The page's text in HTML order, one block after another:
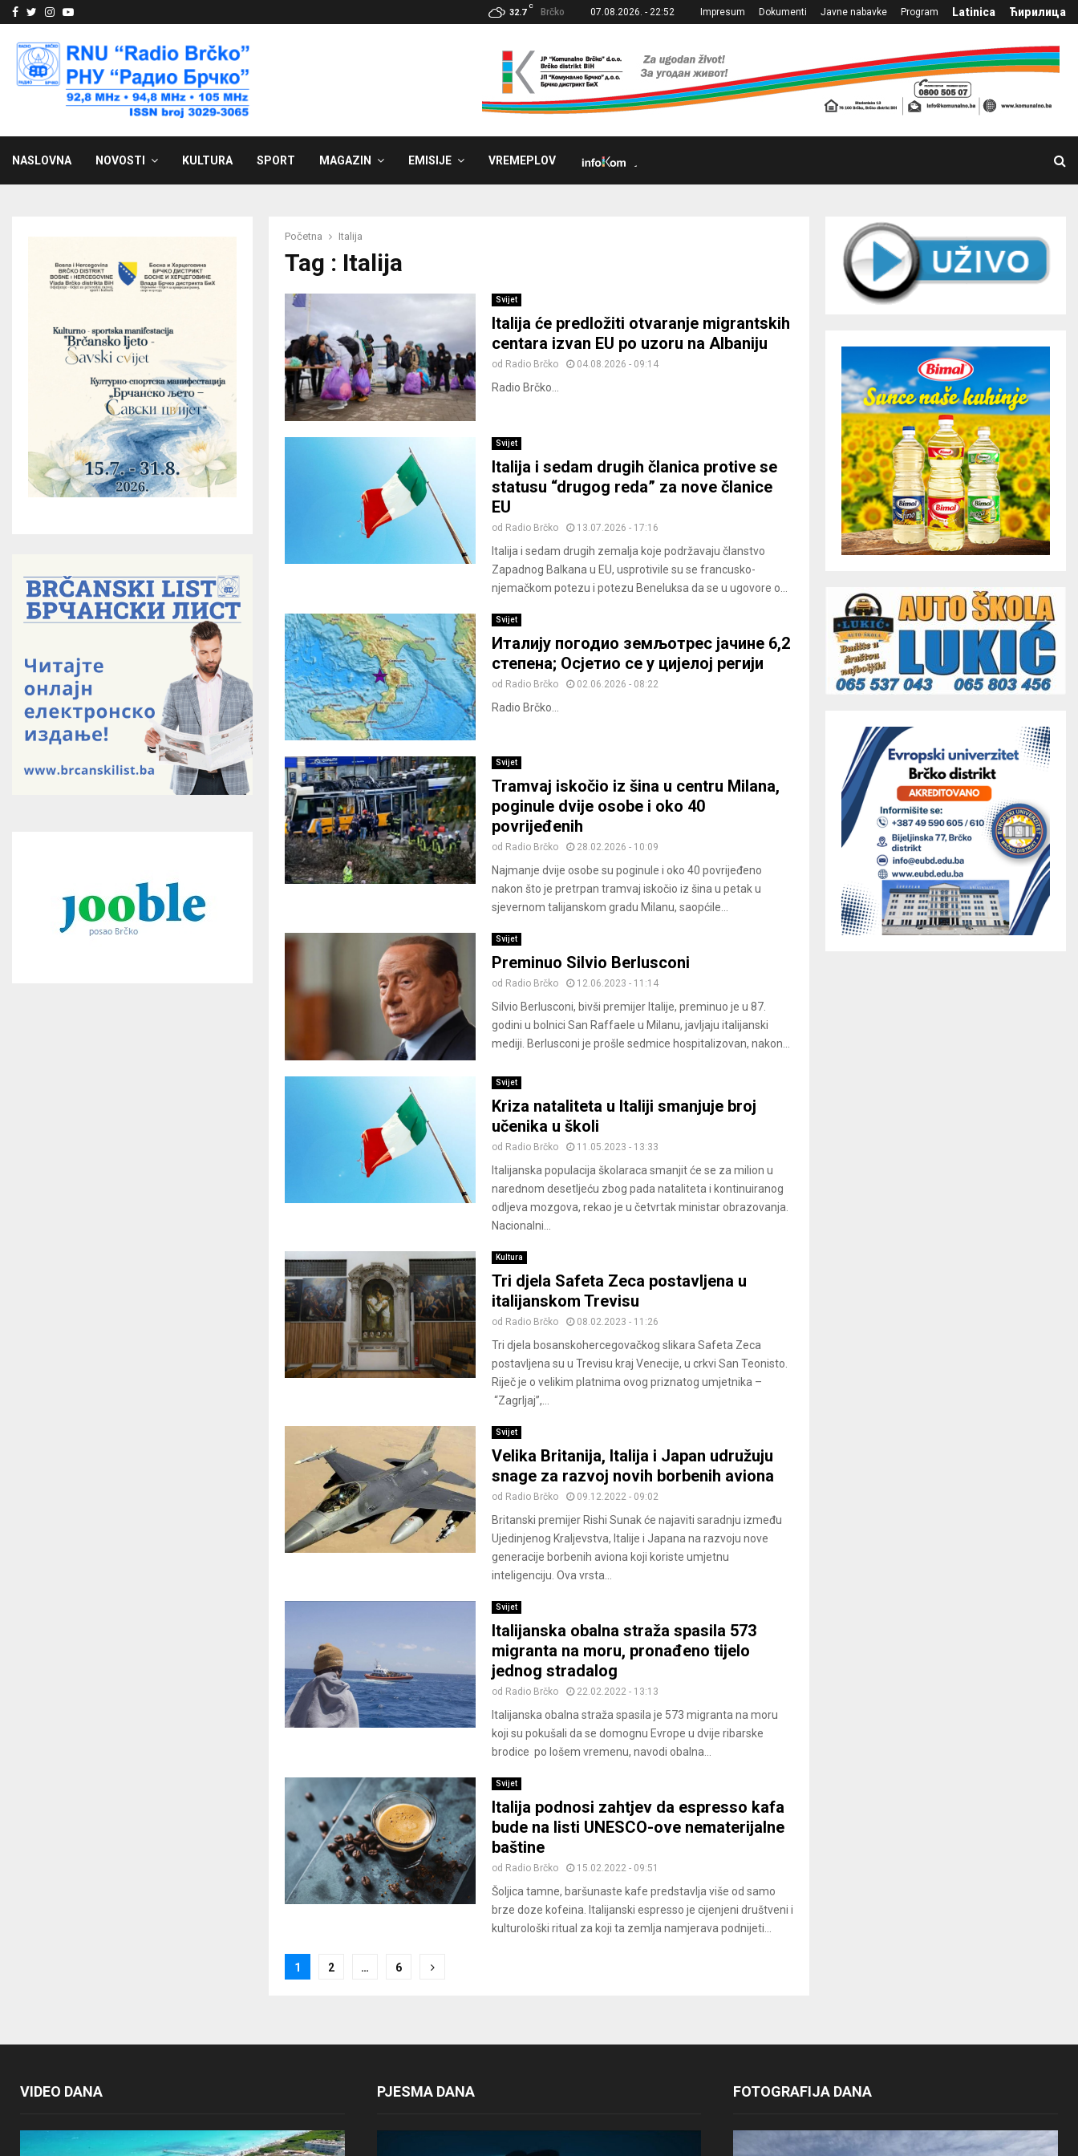
Facebook
Twitter
Instagram
Youtube 32.7
C
Brčko 07.08.2026. - 22:52 Impresum Dokumenti Javne nabavke Program Latinica Ћирилица
NASLOVNA NOVOSTI KULTURA SPORT MAGAZIN EMISIJE VREMEPLOV
Početna Italija
Tag : Italija
Svijet
Italija će predložiti otvaranje migrantskih
centara izvan EU po uzoru na Albaniju
od Radio Brčko 04.08.2026 - 09:14
Radio Brčko...
Svijet
Italija i sedam drugih članica protive se
statusu “drugog reda” za nove članice
EU
od Radio Brčko 13.07.2026 - 17:16
Italija i sedam drugih zemalja koje podržavaju članstvo
Zapadnog Balkana u EU, usprotivile su se francusko-
njemačkom potezu i potezu Beneluksa da se u ugovore o...
Svijet
Италију погодио земљотрес јачине 6,2
степена; Осјетио се у цијелој регији
od Radio Brčko 02.06.2026 - 08:22
Radio Brčko...
Svijet
Tramvaj iskočio iz šina u centru Milana,
poginule dvije osobe i oko 40
povrijeđenih
od Radio Brčko 28.02.2026 - 10:09
Najmanje dvije osobe su poginule i oko 40 povrijeđeno
nakon što je pretrpan tramvaj iskočio iz šina u petak u
sjevernom talijanskom gradu Milanu, saopćile...
Svijet
Preminuo Silvio Berlusconi
od Radio Brčko 12.06.2023 - 11:14
Silvio Berlusconi, bivši premijer Italije, preminuo je u 87.
godini u bolnici San Raffaele u Milanu, javljaju italijanski
mediji. Berlusconi je prošle sedmice hospitalizovan, nakon...
Svijet
Kriza nataliteta u Italiji smanjuje broj
učenika u školi
od Radio Brčko 11.05.2023 - 13:33
Italijanska populacija školaraca smanjit će se za milion u
narednom desetljeću zbog pada nataliteta i kontinuiranog
odljeva mozgova, rekao je u četvrtak ministar obrazovanja.
Nacionalni...
Kultura
Tri djela Safeta Zeca postavljena u
italijanskom Trevisu
od Radio Brčko 08.02.2023 - 11:26
Tri djela bosanskohercegovačkog slikara Safeta Zeca
postavljena su u Trevisu kraj Venecije, u crkvi San Teonisto.
Riječ je o velikim platnima ovog priznatog umjetnika –
“Zagrljaj”,...
Svijet
Velika Britanija, Italija i Japan udružuju
snage za razvoj novih borbenih aviona
od Radio Brčko 09.12.2022 - 09:02
Britanski premijer Rishi Sunak će najaviti saradnju između
Ujedinjenog Kraljevstva, Italije i Japana na razvoju nove
generacije borbenih aviona koji koriste umjetnu
inteligenciju. Ova vrsta...
Svijet
Italijanska obalna straža spasila 573
migranta na moru, pronađeno tijelo
jednog stradalog
od Radio Brčko 22.02.2022 - 13:13
Italijanska obalna straža spasila je 573 migranta na moru
koji su pokušali da se domognu Evrope u dvije ribarske
brodice po lošem vremenu, navodi obalna...
Svijet
Italija podnosi zahtjev da espresso kafa
bude na listi UNESCO-ove nematerijalne
baštine
od Radio Brčko 15.02.2022 - 09:51
Šoljica tamne, baršunaste kafe predstavlja više od samo
brze doze kofeina. Italijanski espresso je cijenjeni društveni i
kulturološki ritual za koji ta zemlja namjerava podnijeti...
Posts
1 2 … 6
VIDEO DANA PJESMA DANA FOTOGRAFIJA DANA